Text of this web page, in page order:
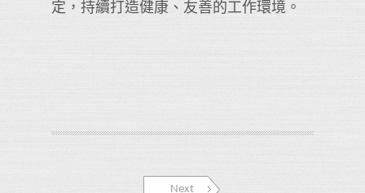
定，持續打造健康、友善的工作環境。
Next